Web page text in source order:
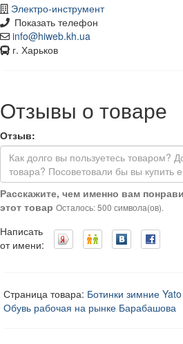
Электро-инструмент
Показать телефон
info@hiweb.kh.ua
г. Харьков
Отзывы о товаре
Отзыв:
Расскажите, чем именно вам
этот товар Осталось: 500 символа(ов).
Написать
от имени:
Страница товара: Ботинки зимние
Обувь рабочая на рынке Барабашова